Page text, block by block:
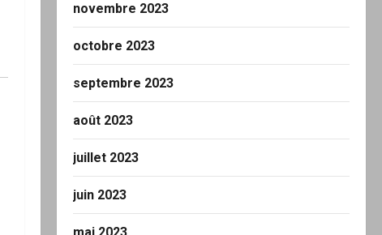
novembre 2023
octobre 2023
septembre 2023
août 2023
juillet 2023
juin 2023